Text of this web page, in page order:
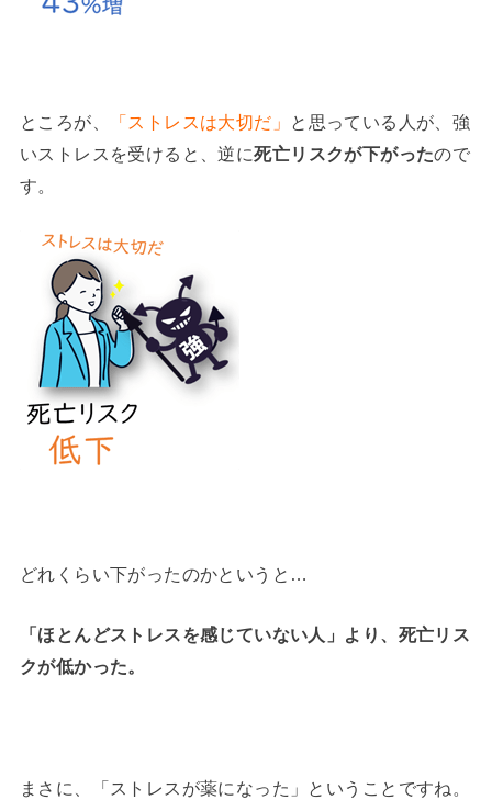
ところが、 「ストレスは大切だ」
と思っている人が、強
いストレスを受けると、逆に死亡リスクが下がったので
す。
どれくらい下がったのかというと…
「ほとんどストレスを感じていない人」より、死亡リス
クが低かった。
まさに、「ストレスが薬になった」ということですね。